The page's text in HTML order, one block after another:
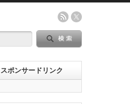
スポンサードリンク